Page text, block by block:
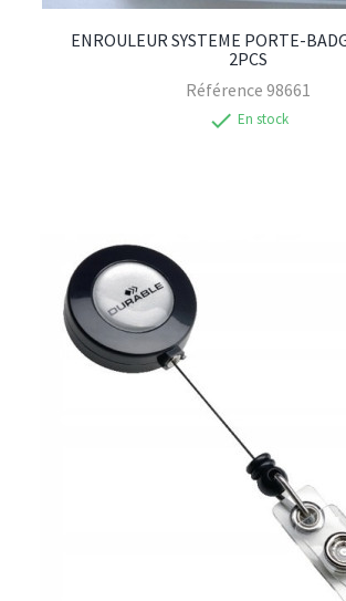
ENROULEUR SYSTEME PORTE-
2PCS
Référence 98661
check En stock